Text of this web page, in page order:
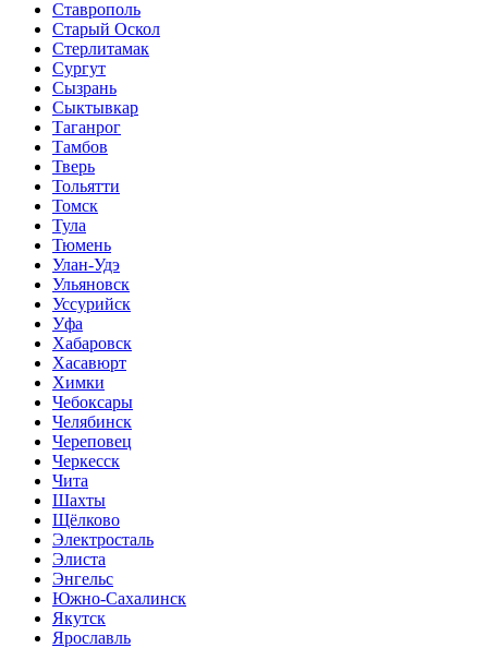
Ставрополь
Старый Оскол
Стерлитамак
Сургут
Сызрань
Сыктывкар
Таганрог
Тамбов
Тверь
Тольятти
Томск
Тула
Тюмень
Улан-Удэ
Ульяновск
Уссурийск
Уфа
Хабаровск
Хасавюрт
Химки
Чебоксары
Челябинск
Череповец
Черкесск
Чита
Шахты
Щёлково
Электросталь
Элиста
Энгельс
Южно-Сахалинск
Якутск
Ярославль